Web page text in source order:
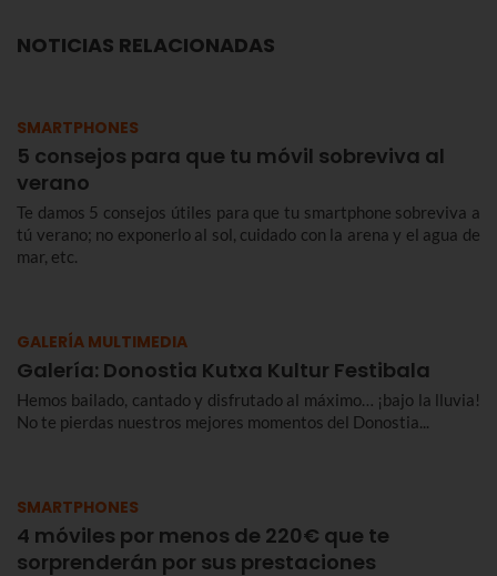
NOTICIAS RELACIONADAS
SMARTPHONES
5 consejos para que tu móvil sobreviva al
verano
Te damos 5 consejos útiles para que tu smartphone sobreviva a
tú verano; no exponerlo al sol, cuidado con la arena y el agua de
mar, etc.
GALERÍA MULTIMEDIA
Galería: Donostia Kutxa Kultur Festibala
Hemos bailado, cantado y disfrutado al máximo… ¡bajo la lluvia!
No te pierdas nuestros mejores momentos del Donostia...
SMARTPHONES
4 móviles por menos de 220€ que te
sorprenderán por sus prestaciones